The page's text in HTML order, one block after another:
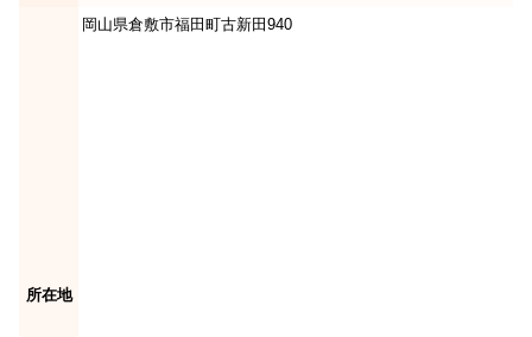
所在地
岡山県倉敷市福田町古新田940